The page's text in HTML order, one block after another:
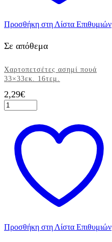
Προσθήκη στη Λίστα Επιθυμιών
Σε απόθεμα
Χαρτοπετσέτες ασημί πουά
33×33εκ. 16τεμ.
2,29€
Χαρτοπετσέτες
ασημί
33x33εκ.
16τεμ.
ποσότητα
Προσθήκη στη Λίστα Επιθυμιών